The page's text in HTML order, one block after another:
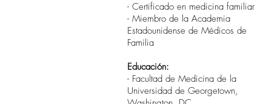
- Certificado en medicina familiar
- Miembro de la Academia
Estadounidense de Médicos de
Familia
Educación:
- Facultad de Medicina de la
Universidad de Georgetown,